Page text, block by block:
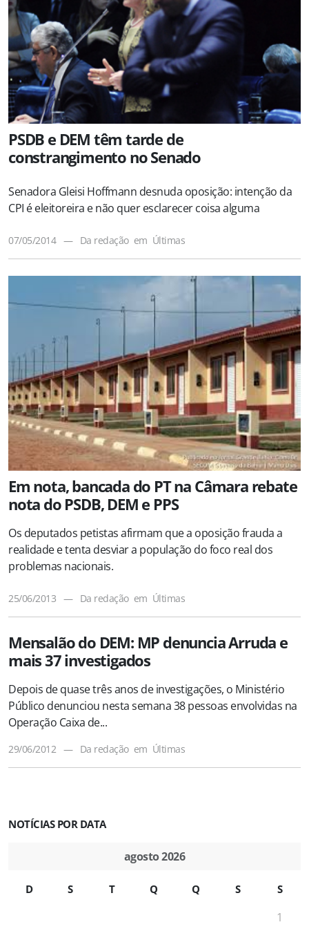
PSDB e DEM têm tarde de
constrangimento no Senado
Senadora Gleisi Hoffmann desnuda oposição: intenção da
CPI é eleitoreira e não quer esclarecer coisa alguma
07/05/2014 — Da redação em Últimas
Em nota, bancada do PT na Câmara rebate
nota do PSDB, DEM e PPS
Os deputados petistas afirmam que a oposição frauda a
realidade e tenta desviar a população do foco real dos
problemas nacionais.
25/06/2013 — Da redação em Últimas
Mensalão do DEM: MP denuncia Arruda e
mais 37 investigados
Depois de quase três anos de investigações, o Ministério
Público denunciou nesta semana 38 pessoas envolvidas na
Operação Caixa de...
29/06/2012 — Da redação em Últimas
NOTÍCIAS POR DATA
agosto 2026
D S T Q Q S S
1